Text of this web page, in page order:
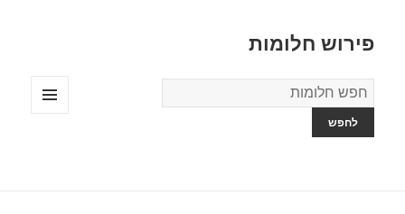
פירוש חלומות
מילון
החלומות